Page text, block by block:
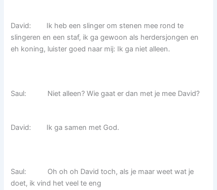
David: Ik heb een slinger om stenen mee rond te
slingeren en een staf, ik ga gewoon als herdersjongen en
eh koning, luister goed naar mij: Ik ga niet alleen.
Saul: Niet alleen? Wie gaat er dan met je mee David?
David: Ik ga samen met God.
Saul: Oh oh oh David toch, als je maar weet wat je
doet, ik vind het veel te eng